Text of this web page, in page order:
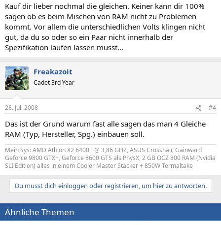
Kauf dir lieber nochmal die gleichen. Keiner kann dir 100%
sagen ob es beim Mischen von RAM nicht zu Problemen
kommt. Vor allem die unterschiedlichen Volts klingen nicht
gut, da du so oder so ein Paar nicht innerhalb der
Spezifikation laufen lassen musst...
Freakazoit
Cadet 3rd Year
28. Juli 2008 #4
Das ist der Grund warum fast alle sagen das man 4 Gleiche
RAM (Typ, Hersteller, Spg.) einbauen soll.
Mein Sys: AMD Athlon X2 6400+ @ 3,86 GHZ, ASUS Crosshair, Gainward
Geforce 9800 GTX+, Geforce 8600 GTS als PhysX, 2 GB OCZ 800 RAM (Nvidia
SLI Edition) alles in einem Cooler Master Stacker + 850W Termaltake
Du musst dich einloggen oder registrieren, um hier zu antworten.
Ähnliche Themen